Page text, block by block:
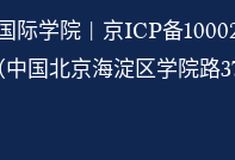
际学院 | 京ICP备
国北京海淀区学院路